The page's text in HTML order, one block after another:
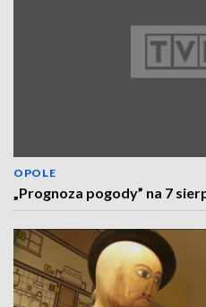
OPOLE
„Prognoza pogody” na 7